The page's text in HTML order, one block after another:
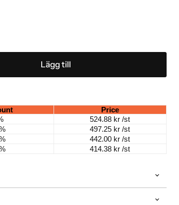
pris
Lägg till
Price
524.88 kr /st
497.25 kr /st
442.00 kr /st
414.38 kr /st